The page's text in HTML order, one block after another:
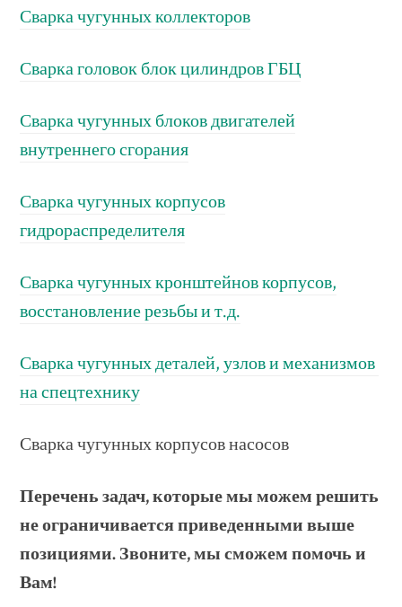
Сварка чугунных коллекторов
Сварка головок блок цилиндров ГБЦ
Сварка чугунных блоков двигателей
внутреннего сгорания
Сварка чугунных корпусов
гидрораспределителя
Сварка чугунных кронштейнов корпусов,
восстановление резьбы и т.д.
Сварка чугунных деталей, узлов и механизмов
на спецтехнику
Сварка чугунных корпусов насосов
Перечень задач, которые мы можем решить
не ограничивается приведенными выше
позициями. Звоните, мы сможем помочь и
Вам!